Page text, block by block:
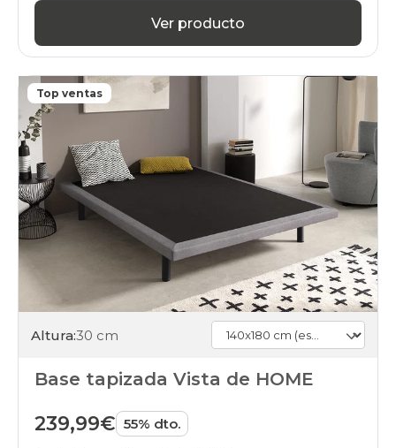
Ver producto
Top ventas
Altura:30 cm
Base tapizada Vista de HOME
239,99€ 55% dto.